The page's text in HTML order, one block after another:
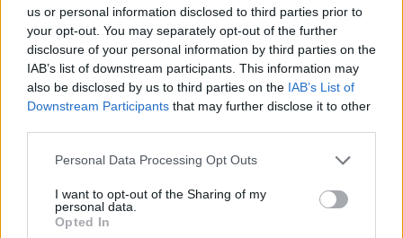
us or personal information disclosed to third parties prior to
your opt-out. You may separately opt-out of the further
disclosure of your personal information by third parties on the
IAB’s list of downstream participants. This information may
also be disclosed by us to third parties on the IAB’s List of
Downstream Participants that may further disclose it to other
Personal Data Processing Opt Outs
I want to opt-out of the Sharing of my
personal data.
Opted In